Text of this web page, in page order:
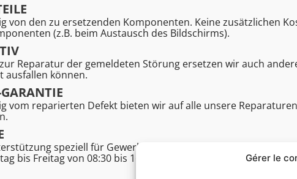
Gérer le
von den zu ersetzenden Komponenten. Keine zusätzlichen
(z.B. beim Austausch des Bildschirms).
Reparatur der gemeldeten Störung ersetzen wir auch
ausfallen können.
vom reparierten Defekt bieten wir auf alle unsere
speziell für Gewerbetreibende (Bearbeitungsdauer,
bis Freitag von 08:30 bis 16:45.